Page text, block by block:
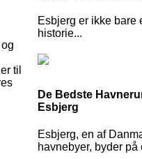
til
Esbjerg er ikke bare
historie...
De Bedste
Esbjerg
Esbjerg, en af
havnebyer, byder på